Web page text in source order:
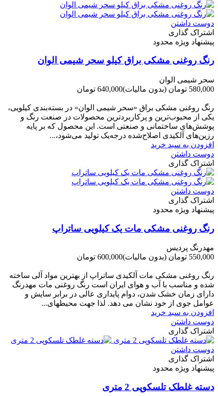
دوست داشتن
اشتراک گذاری
پیشنهاد ویژه محدود
رنگ روغنی مشکی براق کیلو سحر شیمی الوان
سحر شیمی الوان
580,000 تومان
(بدون مالیات)640,000 تومان
رنگ روغنی مشکی براق «سحر شیمی الوان» در بسته‌بندی کیلویی،
یکی از محبوب‌ترین و پرکاربردترین محصولات در صنعت رنگ و
پوشش‌های ساختمانی و صنعتی است. این محصول که بر پایه
رزین‌های آلکیدی اصلاح‌شده درجه‌یک تولید می‌شود،...
افزودن به سبد خرید
دوست داشتن
اشتراک گذاری
دوست داشتن
اشتراک گذاری
پیشنهاد ویژه محدود
رنگ روغنی مشکی مات یک کیلویی ساتراپ
مهدرنگ پردیس
550,000 تومان
(بدون مالیات)600,000 تومان
رنگ روغنی مشکی مات آلکیدی ساتراپ از بهترین مواد آلی ساخته
شده و مناسب با آب و هوای ایران است رنگ روغنی مات مهدرنگ
دارای زﻣﺎن ﺧﺸﮏ ﺷﺪن، دوام ﭘﺎﯾﺪاری عالی در ﺑﺮاﺑﺮ ﺳﺎﯾﺶ و
ﻋﻮاﻣﻞ ﺟﻮی از ﺧﻮد ﻧﺸﺎن ﻣﯽ دﻫﺪ. ﻟﺬا ﺟﻬﺖ ﻣﺤﯿﻄ‌‌ﻬﺎی...
افزودن به سبد خرید
دوست داشتن
اشتراک گذاری
دوست داشتن
اشتراک گذاری
پیشنهاد ویژه محدود
دسته غلطک تلسکوپی 2 متری